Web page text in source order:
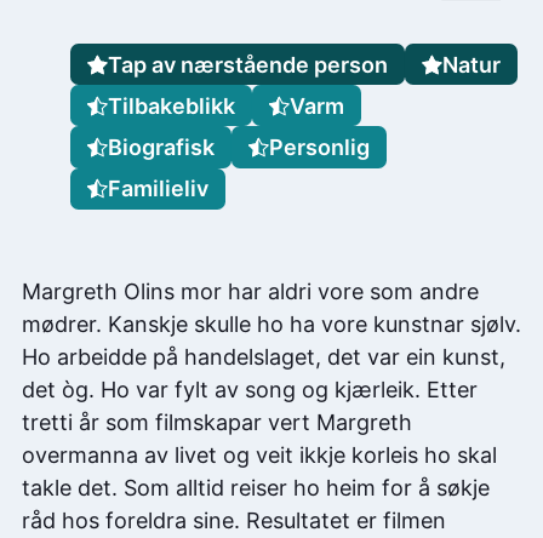
Margreth Olins mor har aldri vore som andre
mødrer. Kanskje skulle ho ha vore kunstnar sjølv.
Ho arbeidde på handelslaget, det var ein kunst,
det òg. Ho var fylt av song og kjærleik. Etter
tretti år som filmskapar vert Margreth
overmanna av livet og veit ikkje korleis ho skal
takle det. Som alltid reiser ho heim for å søkje
råd hos foreldra sine. Resultatet er filmen
Tap av nærstående person
Natur
Tilbakeblikk
Varm
Biografisk
Personlig
Familieliv